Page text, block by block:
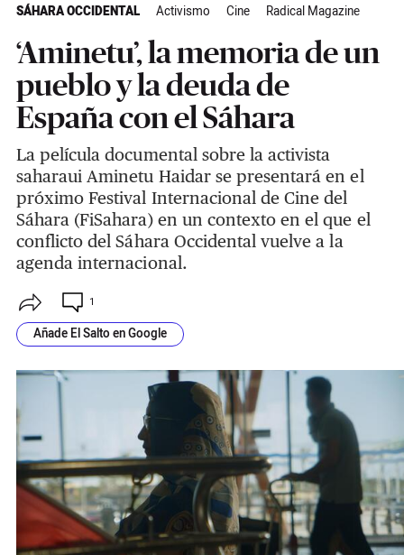
SÁHARA OCCIDENTAL Activismo Cine Radical Magazine
‘Aminetu’, la memoria de un
pueblo y la deuda de
España con el Sáhara
La película documental sobre la activista
saharaui Aminetu Haidar se presentará en el
próximo Festival Internacional de Cine del
Sáhara (FiSahara) en un contexto en el que el
conflicto del Sáhara Occidental vuelve a la
agenda internacional.
1
Añade El Salto en Google